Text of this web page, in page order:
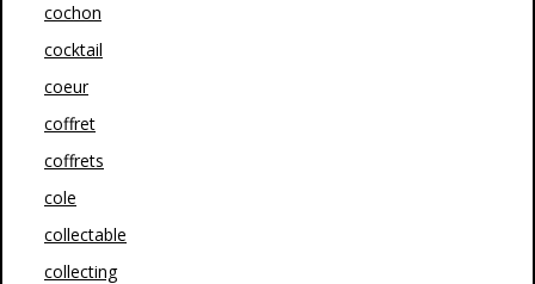
cochon
cocktail
coeur
coffret
coffrets
cole
collectable
collecting